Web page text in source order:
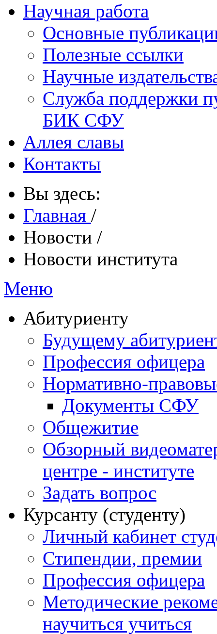
Научная работа
Основные
Полезные ссылки
Научные
Служба поддержки
БИК СФУ
Аллея славы
Контакты
Вы здесь:
Главная /
Новости /
Новости института
Меню
Абитуриенту
Будущему
Профессия офицера
Нормативно-
Документы СФУ
Общежитие
Обзорный
центре - институте
Задать вопрос
Курсанту (студенту)
Личный кабинет
Стипендии, премии
Профессия офицера
Методические
научиться учиться